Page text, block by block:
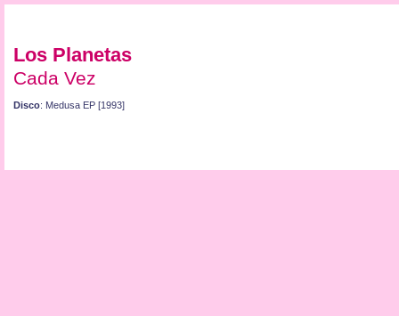
Los Planetas
Cada Vez
Disco: Medusa EP [1993]